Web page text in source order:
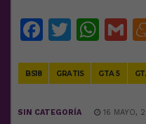
Facebook
Twitter
BS18 GRATIS GTA 5
SIN CATEGORÍA 16 MAYO,